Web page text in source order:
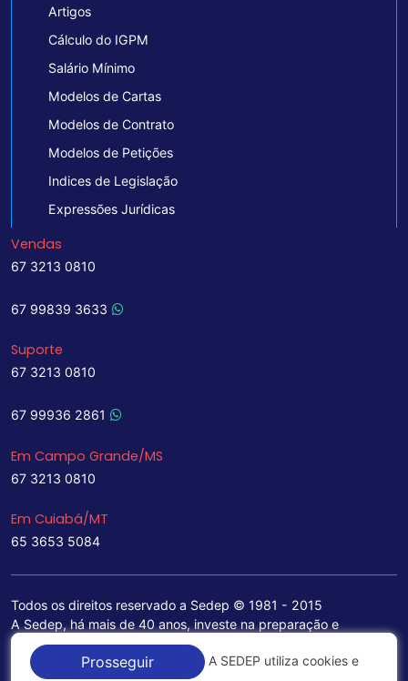
Artigos
Cálculo do IGPM
Salário Mínimo
Modelos de Cartas
Modelos de Contrato
Modelos de Petições
Indices de Legislação
Expressões Jurídicas
Vendas
67 3213 0810
67 99839 3633
Suporte
67 3213 0810
67 99936 2861
Em Campo Grande/MS
67 3213 0810
Em Cuiabá/MT
65 3653 5084
Todos os direitos reservado a Sedep © 1981 - 2015
A Sedep, há mais de 40 anos, investe na preparação e
treinamento de funcionários e na aquisição de tecnologia de
ponta para a ampliação de seu portfólio de serviços voltados
Prosseguir A SEDEP utiliza cookies e